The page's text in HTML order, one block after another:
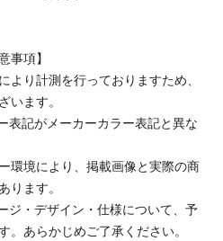
事項】
り計測を行っておりますため、
います。
記がメーカーカラー表記と異な
環境により、掲載画像と実際の商
ります。
ジ・デザイン・仕様について、予
。あらかじめご了承ください。